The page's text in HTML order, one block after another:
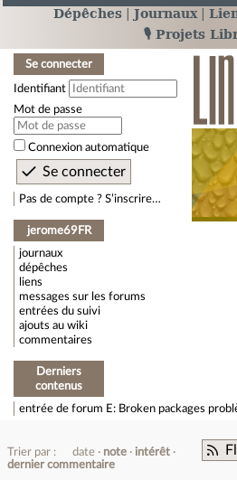
Dépêches Journaux
🎙️ Projets
Se connecter
Identifiant
Mot de passe
Connexion automatique
Pas de compte ? S’inscrire…
jerome69FR
journaux
dépêches
liens
messages sur les forums
entrées du suivi
ajouts au wiki
commentaires
Derniers
contenus
entrée de forum E: Broken packages
Trier par : date note
intérêt
dernier commentaire